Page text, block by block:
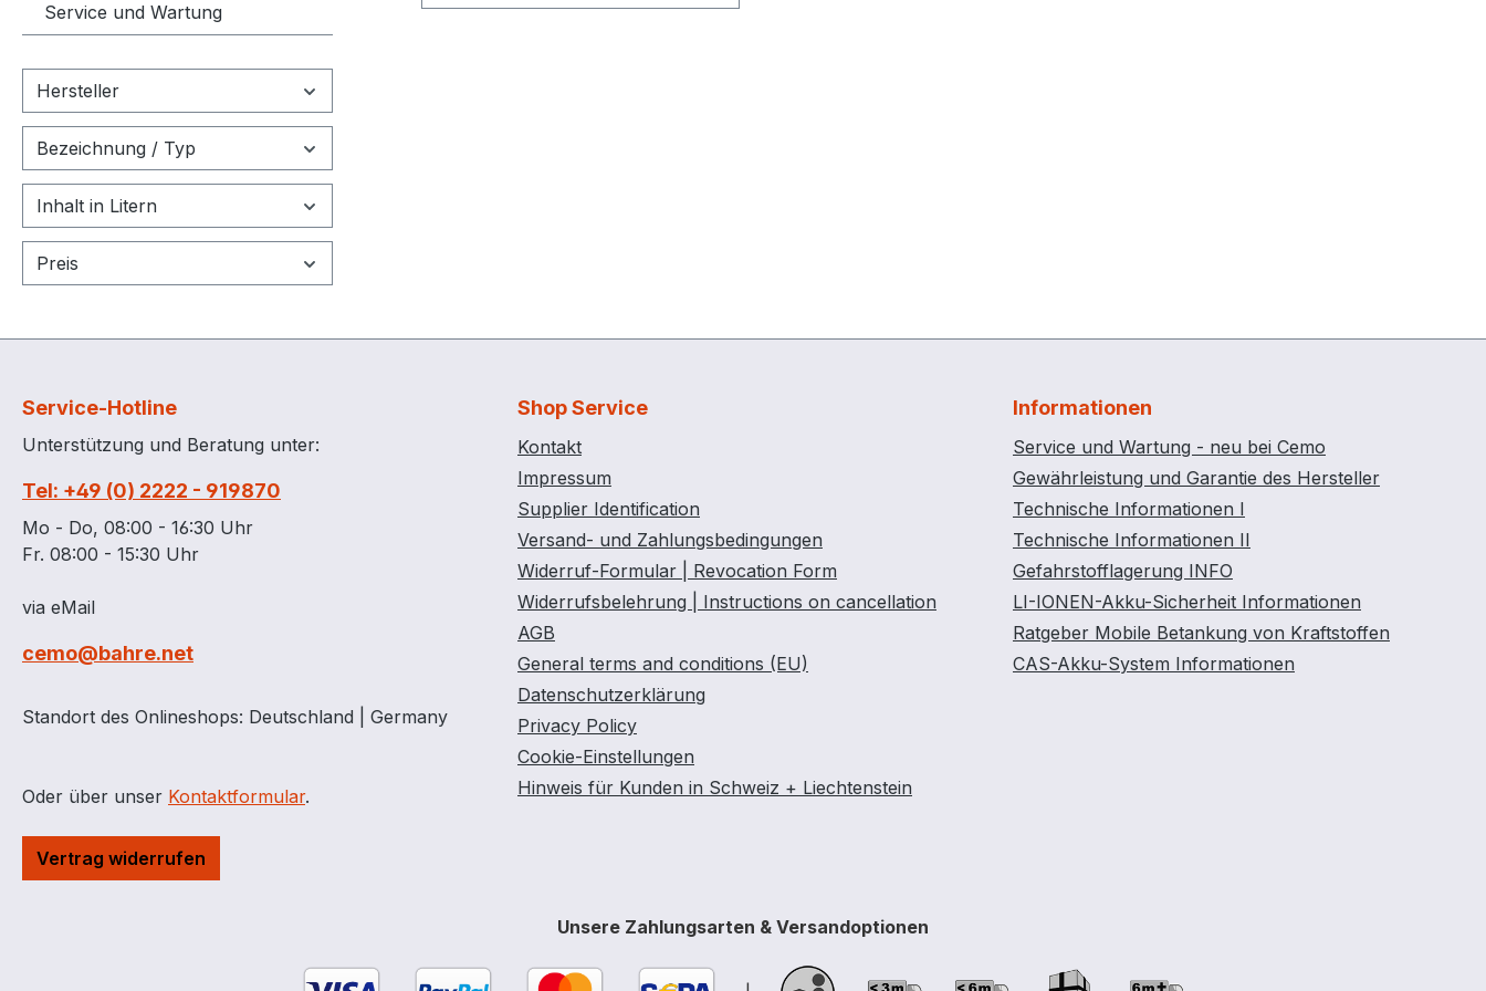
Service und Wartung
Hersteller
Bezeichnung / Typ
Inhalt in Litern
Preis
Komplettanlage in allen Varianten
Wiederkehrende Prüfung nach
b) Zur Beachtung: Bei Kauf einer
Hand- / Elektropumpe bitte
unsere fachkundige Komplett-
Montage mitbestellen !
Elektropumpe wird immer ohne
Kabel geliefert, da die Pumpe
vom Fachmann angeschlossen
werden muss ! Spezielle Pumpen
für Bioethanolbetankung auf
Anfrage. Nicht geeignet für
Flugzeugbetankung. Nach TRbF
muss bei der aktiven Lagerung
von Benzin ein Abstand
zwischen dem Behälter und dem
feuerbeständig ausgeführt oder
Service-Hotline
Unterstützung und Beratung unter:
Tel: +49 (0) 2222 - 919870
Mo - Do, 08:00 - 16:30 Uhr
Fr. 08:00 - 15:30 Uhr
via eMail
cemo@bahre.net
Standort des Onlineshops: Deutschland | Germany
Oder über unser Kontaktformular.
Vertrag widerrufen
Shop Service
Kontakt
Impressum
Supplier Identification
Versand- und Zahlungsbedingungen
Widerruf-Formular | Revocation Form
Widerrufsbelehrung | Instructions on cancellation
AGB
General terms and conditions (EU)
Datenschutzerklärung
Privacy Policy
Cookie-Einstellungen
Hinweis für Kunden in Schweiz + Liechtenstein
Informationen
Service und Wartung - neu bei Cemo
Gewährleistung und Garantie des Hersteller
Technische Informationen I
Technische Informationen II
Gefahrstofflagerung INFO
LI-IONEN-Akku-Sicherheit Informationen
Ratgeber Mobile Betankung von Kraftstoffen
CAS-Akku-System Informationen
Unsere Zahlungsarten & Versandoptionen